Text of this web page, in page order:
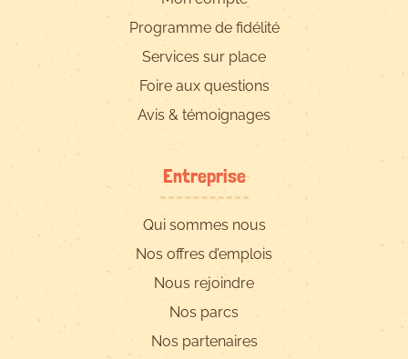
Programme de fidélité
Services sur place
Foire aux questions
Avis & témoignages
Entreprise
Qui sommes nous
Nos offres d’emplois
Nous rejoindre
Nos parcs
Nos partenaires